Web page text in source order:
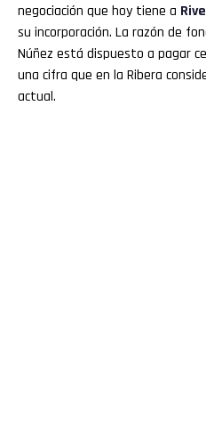
negociación que hoy tiene a
su incorporación. La razón de
Núñez está dispuesto a pagar
una cifra que en la Ribera
actual.